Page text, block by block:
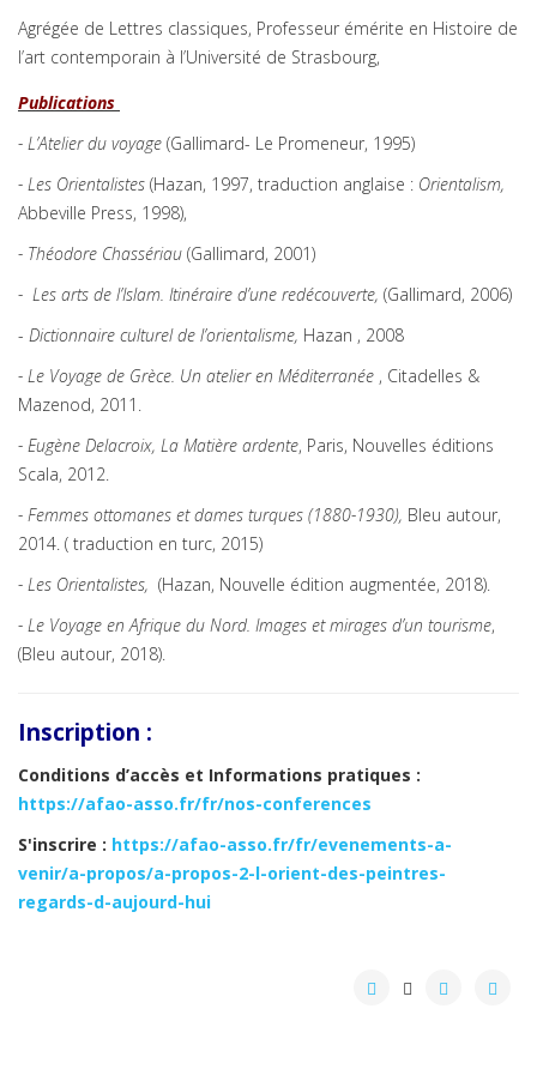
Agrégée de Lettres classiques, Professeur émérite en Histoire de
l’art contemporain à l’Université de Strasbourg,
Publications
- L’Atelier du voyage (Gallimard- Le Promeneur, 1995)
- Les Orientalistes (Hazan, 1997, traduction anglaise : Orientalism,
Abbeville Press, 1998),
- Théodore Chassériau (Gallimard, 2001)
- Les arts de l’Islam. Itinéraire d’une redécouverte, (Gallimard, 2006)
- Dictionnaire culturel de l’orientalisme, Hazan , 2008
- Le Voyage de Grèce. Un atelier en Méditerranée , Citadelles &
Mazenod, 2011.
- Eugène Delacroix, La Matière ardente, Paris, Nouvelles éditions
Scala, 2012.
- Femmes ottomanes et dames turques (1880-1930), Bleu autour,
2014. ( traduction en turc, 2015)
- Les Orientalistes, (Hazan, Nouvelle édition augmentée, 2018).
- Le Voyage en Afrique du Nord. Images et mirages d’un tourisme,
(Bleu autour, 2018).
Inscription :
Conditions d’accès et Informations pratiques :
https://afao-asso.fr/fr/nos-conferences
S'inscrire : https://afao-asso.fr/fr/evenements-a-
venir/a-propos/a-propos-2-l-orient-des-peintres-
regards-d-aujourd-hui